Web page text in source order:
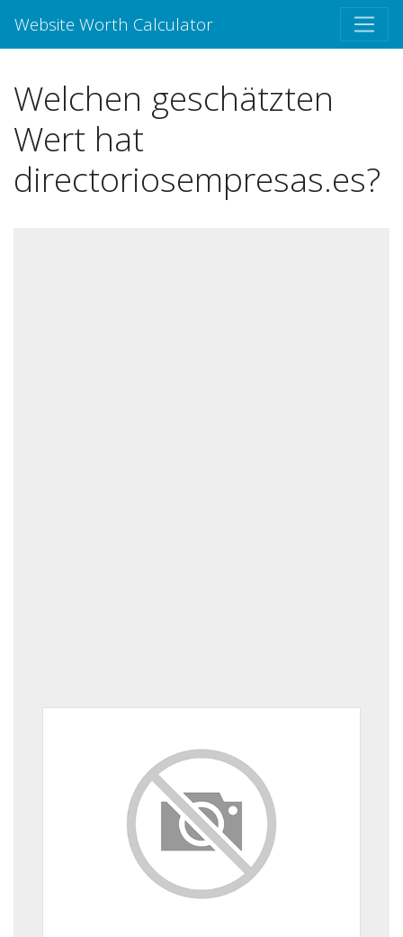
Website Worth Calculator
Welchen geschätzten
Wert hat
directoriosempresas.es?